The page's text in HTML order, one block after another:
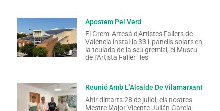
Apostem Pel Verd
El Gremi Artesà d’Artistes Fallers de
València instal·la 331 panells solars en
la teulada de la seu gremial, el Museu
de l’Artista Faller i les
Reunió Amb L’Alcalde De Vilamarxant
Ahir dimarts 28 de juliol, els nostres
Mestre Major Vicente Julián García